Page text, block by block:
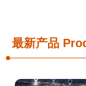
最新产品